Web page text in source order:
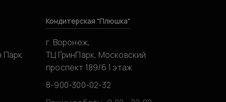
Парк
Кондитерская "Плюшка"
г. Воронеж,
ТЦ ГринПарк, Московский
проспект 189/6 1 этаж
8-900-300-02-32